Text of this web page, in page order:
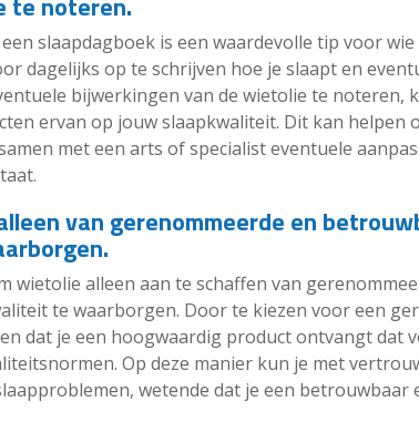
slaapdagboek is een waardevolle tip voor
dagelijks op te schrijven hoe je slaapt en
bijwerkingen van de wietolie te noteren,
ervan op jouw slaapkwaliteit. Dit kan helpen
met een arts of specialist eventuele
van gerenommeerde en
wietolie alleen aan te schaffen van
te waarborgen. Door te kiezen voor een
dat je een hoogwaardig product ontvangt dat
Op deze manier kun je met
wetende dat je een